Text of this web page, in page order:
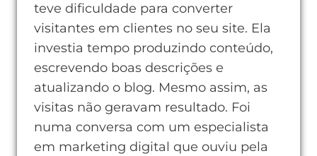
teve dificuldade para converter
visitantes em clientes no seu site. Ela
investia tempo produzindo conteúdo,
escrevendo boas descrições e
atualizando o blog. Mesmo assim, as
visitas não geravam resultado. Foi
numa conversa com um especialista
em marketing digital que ouviu pela